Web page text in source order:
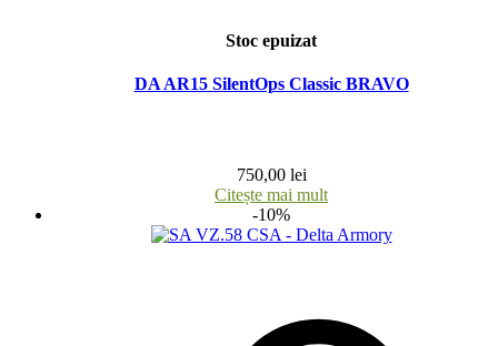
Stoc epuizat
DA AR15 SilentOps Classic BRAVO
750,00 lei
Citește mai mult
-10%